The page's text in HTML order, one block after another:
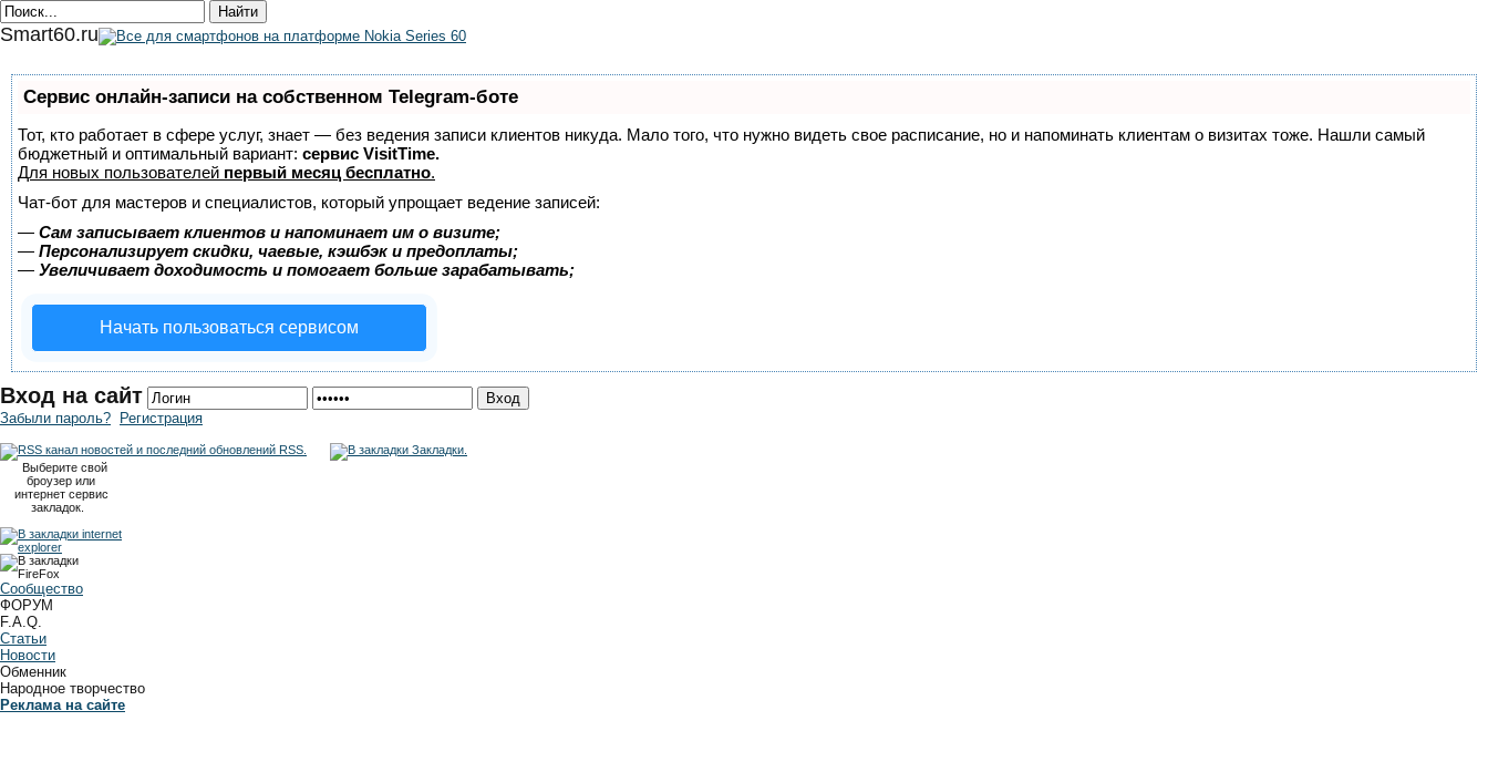
Smart60.ru
Сервис онлайн-записи на собственном Telegram-боте
Тот, кто работает в сфере услуг, знает — без ведения записи клиентов никуда. Мало того, что нужно видеть свое расписание, но и напоминать клиентам о визитах тоже. Нашли самый
бюджетный и оптимальный вариант: сервис VisitTime.
Для новых пользователей первый месяц бесплатно.
Чат-бот для мастеров и специалистов, который упрощает ведение записей:
— Сам записывает клиентов и напоминает им о визите;
— Персонализирует скидки, чаевые, кэшбэк и предоплаты;
— Увеличивает доходимость и помогает больше зарабатывать;
Начать пользоваться сервисом
Вход на сайт
Забыли пароль? Регистрация
RSS.
Закладки.
Выберите свой
броузер или
интернет сервис
закладок.
Сообщество
ФОРУМ
F.A.Q.
Статьи
Новости
Обменник
Народное творчество
Реклама на сайте